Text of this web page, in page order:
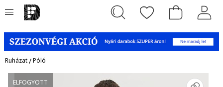
Ruházat/Póló
ELFOGYOTT